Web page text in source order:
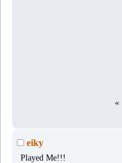
«
eiky
Played Me!!!